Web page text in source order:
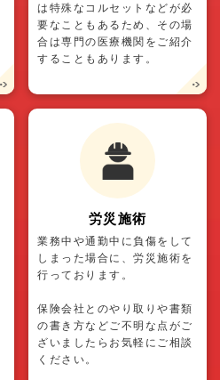
は特殊なコルセットなどが必
要なこともあるため、その場
合は専門の医療機関をご紹介
することもあります。
労災施術
業務中や通勤中に負傷をして
しまった場合に、労災施術を
行っております。
保険会社とのやり取りや書類
の書き方などご不明な点がご
ざいましたらお気軽にご相談
ください。